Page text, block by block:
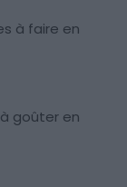
à faire en
goûter en